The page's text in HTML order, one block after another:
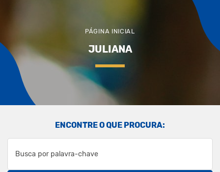
PÁGINA INICIAL
JULIANA
ENCONTRE O QUE PROCURA: